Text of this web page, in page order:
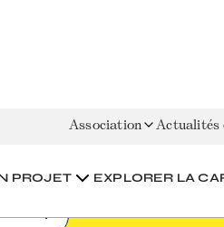
Association Actualités
PROJET EXPLORER LA